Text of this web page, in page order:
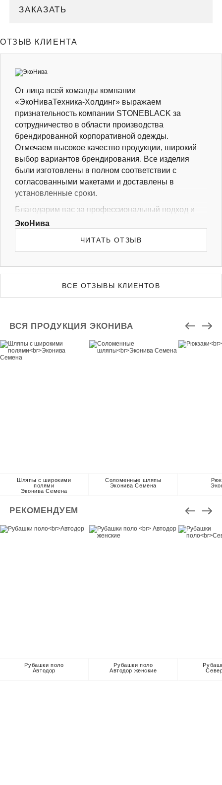
ЗАКАЗАТЬ
ОТЗЫВ КЛИЕНТА
От лица всей команды компании
«ЭкоНиваТехника-Холдинг» выражаем
признательность компании STONEBLACK за
сотрудничество в области производства
брендированной корпоративной одежды.
Отмечаем высокое качество продукции, широкий
выбор вариантов брендирования. Все изделия
были изготовлены в полном соответствии с
согласованными макетами и доставлены в
установленные сроки.
Благодарим вас за профессиональный подход и
надежное партнерство. Желаем Вам успехов в
ЭкоНива
ЧИТАТЬ ОТЗЫВ
ВСЕ ОТЗЫВЫ КЛИЕНТОВ
ВСЯ ПРОДУКЦИЯ ЭКОНИВА
Шляпы с широкими
полями
Эконива Семена
Соломенные шляпы
Эконива Семена
РЕКОМЕНДУЕМ
Рубашки поло
Автодор
Рубашки поло
Автодор женские